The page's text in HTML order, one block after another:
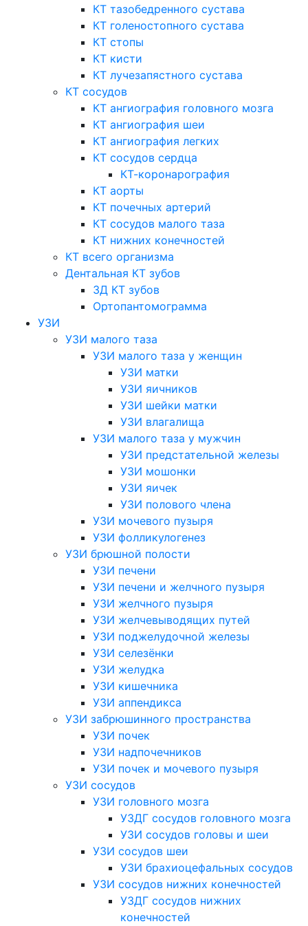
КТ тазобедренного сустава
КТ голеностопного сустава
КТ стопы
КТ кисти
КТ лучезапястного сустава
КТ сосудов
КТ ангиография головного мозга
КТ ангиография шеи
КТ ангиография легких
КТ сосудов сердца
КТ-коронарография
КТ аорты
КТ почечных артерий
КТ сосудов малого таза
КТ нижних конечностей
КТ всего организма
Дентальная КТ зубов
3Д КТ зубов
Ортопантомограмма
УЗИ
УЗИ малого таза
УЗИ малого таза у женщин
УЗИ матки
УЗИ яичников
УЗИ шейки матки
УЗИ влагалища
УЗИ малого таза у мужчин
УЗИ предстательной железы
УЗИ мошонки
УЗИ яичек
УЗИ полового члена
УЗИ мочевого пузыря
УЗИ фолликулогенез
УЗИ брюшной полости
УЗИ печени
УЗИ печени и желчного пузыря
УЗИ желчного пузыря
УЗИ желчевыводящих путей
УЗИ поджелудочной железы
УЗИ селезёнки
УЗИ желудка
УЗИ кишечника
УЗИ аппендикса
УЗИ забрюшинного пространства
УЗИ почек
УЗИ надпочечников
УЗИ почек и мочевого пузыря
УЗИ сосудов
УЗИ головного мозга
УЗДГ сосудов головного мозга
УЗИ сосудов головы и шеи
УЗИ сосудов шеи
УЗИ брахиоцефальных сосудов
УЗИ сосудов нижних конечностей
УЗДГ сосудов нижних
конечностей